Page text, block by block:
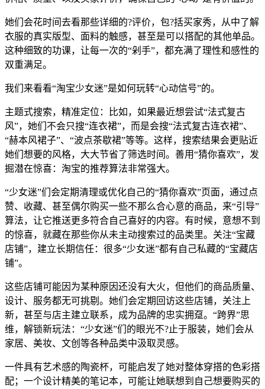
她们会花时间去看那些详细的?评价，包?括买家秀，从中了解
衣服的真实版型、面料的触感，甚至是可以搭配的其他单品。
这种细致的功课，让每一次的“剁手”，都充满了理性和感性的
双重满足。
我们来看看“淘宝少女迷”是如何玩转“心动信号”的。
主题式搜索，精准定位：比如，如果最近想尝试“法式复古
风”，她们不会只搜“连衣裙”，而是会搜“法式复古连衣裙”、
“赫本风裙子”、“波点茶歇裙”等等。这样，搜索结果会更贴近
她们想要的风格，大大节省了筛选时间。善用“猜你喜欢”，发
掘潜在惊喜：淘宝的推荐算法非常强大。
“少女迷”们会定期清理或优化自己的“猜你喜欢”页面，通过点
赞、收藏、甚至偶尔购买一些不那么合心意的商品，来“引导”
算法，让它推送更多符合自己喜好的内容。有时候，意想不到
的惊喜，就藏在那些你从未主动搜索过的品类里。关注“宝藏
店铺”，建立长期信任：很多“少女迷”都有自己私藏的“宝藏店
铺”。
这些店铺可能因为某种原因还没有大火，但他们的商品质量、
设计、服务都无可挑剔。她们会定期回访这些店铺，关注上
新，甚至与店主建立联系，成为品牌的忠实拥趸。“跨界”思
维，解锁新玩法：“少女迷”们的眼光不?止于服装，她们会从
家居、美妆、文创等各种品类中汲取灵感。
一件具有艺术感的陶瓷杯，可能启发了她对整体穿搭的色彩搭
配；一个设计精美的笔记本，可能让她联想到自己想要购买的